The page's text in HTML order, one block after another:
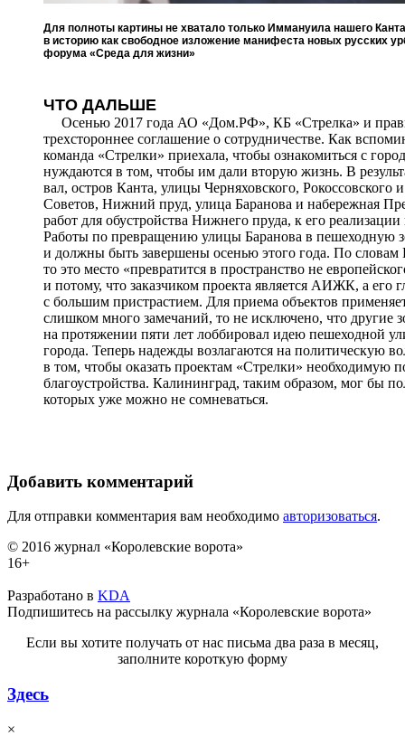
Для полноты картины не хватало только Иммануила нашего
в историю как свободное изложение манифеста новых русских
форума «Среда для жизни»
ЧТО ДАЛЬШЕ
Осенью 2017 года АО «Дом.РФ», КБ «Стрелка» и
трехстороннее соглашение о сотрудничестве. Как
команда «Стрелки» приехала, чтобы ознакомиться с
нуждаются в том, чтобы им дали вторую жизнь. В
вал, остров Канта, улицы Черняховского,
Советов, Нижний пруд, улица Баранова и набережная
работ для обустройства Нижнего пруда, к его
Работы по превращению улицы Баранова в пешеходную
и должны быть завершены осенью этого года. По словам
то это место «превратится в пространство не
и потому, что заказчиком проекта является АИЖК, а
с большим пристрастием. Для приема объектов
слишком много замечаний, то не исключено, что другие
на протяжении пяти лет лоббировал идею пешеходной
города. Теперь надежды возлагаются на политическую
в том, чтобы оказать проектам «Стрелки» необходимую
благоустройства. Калининград, таким образом, мог бы
которых уже можно не сомневаться.
Добавить комментарий
Для отправки комментария вам необходимо авторизоваться.
© 2016 журнал «Королевские ворота»
16+
Разработано в KDA
Подпишитесь на рассылку журнала «Королевские ворота»
Если вы хотите получать от нас письма два раза в месяц,
заполните короткую форму
Здесь
×